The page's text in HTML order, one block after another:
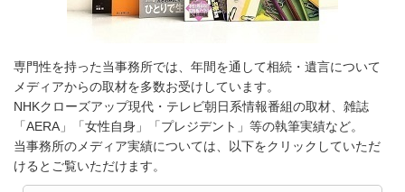
専門性を持った当事務所では、年間を通して相続・遺言について
メディアからの取材を多数お受けしています。
NHKクローズアップ現代・テレビ朝日系情報番組の取材、雑誌
「AERA」「女性自身」「プレジデント」等の執筆実績など。
当事務所のメディア実績については、以下をクリックしていただ
けるとご覧いただけます。